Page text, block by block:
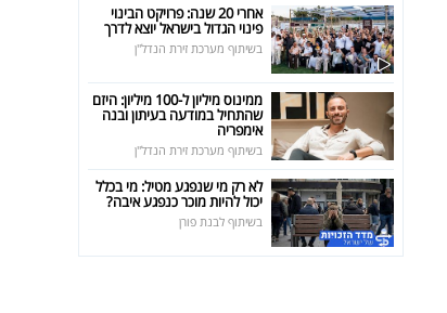
אחרי 20 שנה: פרויקט הבינוי
פינוי הגדול בישראל יוצא לדרך
בשיתוף מערכת זירת הנדל"ן
ממינוס מיליון ל-100 מיליון: היזם
שהתחיל במודעה בעיתון ובנה
אימפריה
בשיתוף מערכת זירת הנדל"ן
לא רק מי שנפגע מטיל: מי בכלל
יכול להיות מוכר כנפגע איבה?
בשיתוף לבנת פורן